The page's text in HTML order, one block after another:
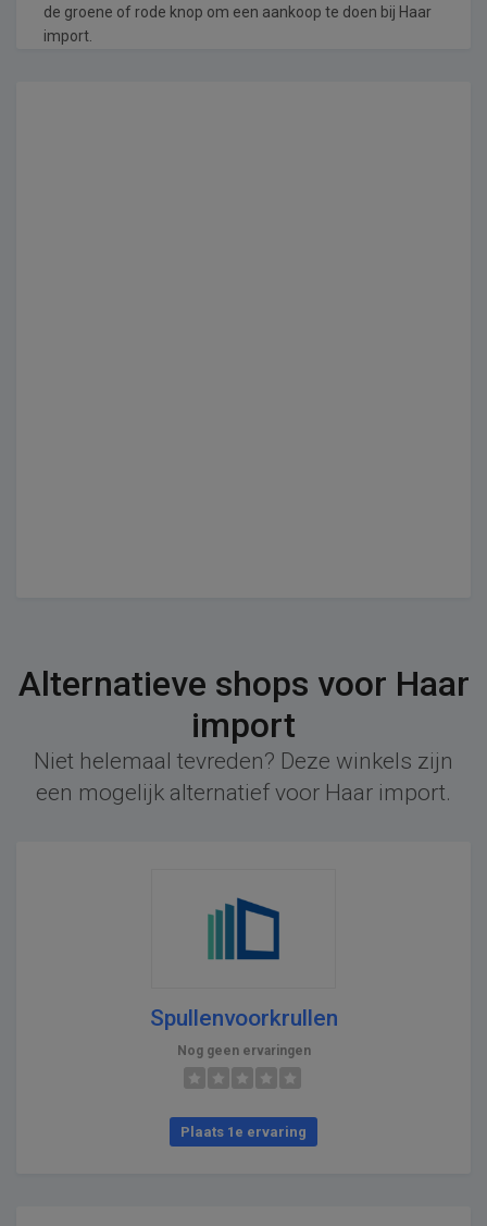
de groene of rode knop om een aankoop te doen bij Haar
import.
Alternatieve shops voor Haar
import
Niet helemaal tevreden? Deze winkels zijn
een mogelijk alternatief voor Haar import.
Spullenvoorkrullen
Nog geen ervaringen
Plaats 1e ervaring